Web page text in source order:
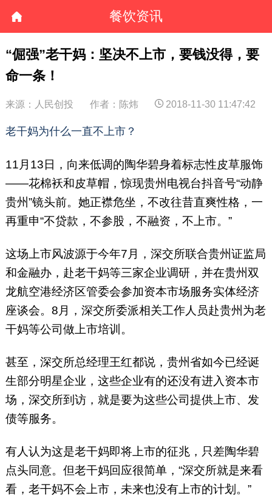
餐饮资讯
“倔强”老干妈：坚决不上市，要钱没得，要
命一条！
来源：人民创投 作者：陈炜 2018-11-30 11:47:42
老干妈为什么一直不上市？
11月13日，向来低调的陶华碧身着标志性皮草服饰
——花棉袄和皮草帽，惊现贵州电视台抖音号“动静
贵州”镜头前。她正襟危坐，不改往昔直爽性格，一
再重申“不贷款，不参股，不融资，不上市。”
这场上市风波源于今年7月，深交所联合贵州证监局
和金融办，赴老干妈等三家企业调研，并在贵州双
龙航空港经济区管委会参加资本市场服务实体经济
座谈会。8月，深交所委派相关工作人员赴贵州为老
干妈等公司做上市培训。
甚至，深交所总经理王红都说，贵州省如今已经诞
生部分明星企业，这些企业有的还没有进入资本市
场，深交所到访，就是要为这些公司提供上市、发
债等服务。
有人认为这是老干妈即将上市的征兆，只差陶华碧
点头同意。但老干妈回应很简单，“深交所就是来看
看，老干妈不会上市，未来也没有上市的计划。”